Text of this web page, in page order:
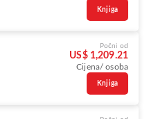
Knjiga
Počni od
US$ 1,209.21
Cijena/ osoba
Knjiga